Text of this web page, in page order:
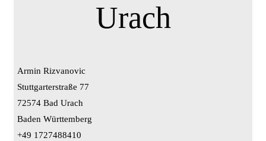
Urach
Armin Rizvanovic
Stuttgarterstraße 77
72574 Bad Urach
Baden Württemberg
+49 1727488410